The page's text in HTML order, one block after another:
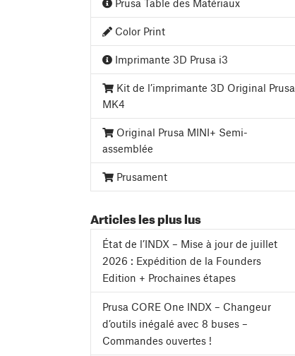
Prusa Table des Matériaux
Color Print
Imprimante 3D Prusa i3
Kit de l’imprimante 3D Original Prusa
MK4
Original Prusa MINI+ Semi-
assemblée
Prusament
Articles les plus lus
État de l’INDX – Mise à jour de juillet
2026 : Expédition de la Founders
Edition + Prochaines étapes
Prusa CORE One INDX – Changeur
d’outils inégalé avec 8 buses –
Commandes ouvertes !